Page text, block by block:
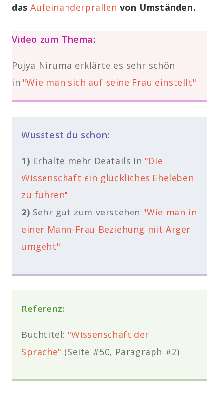
dasAufeinanderprallen von Umständen.
Video zum Thema:
Pujya Niruma erklärte es sehr schön
in "Wie man sich auf seine Frau einstellt"
Wusstest du schon:
1) Erhalte mehr Deatails in "Die
Wissenschaft ein glückliches Eheleben
zu führen"
2) Sehr gut zum verstehen "Wie man in
einer Mann-Frau Beziehung mit Ärger
umgeht"
Referenz:
Buchtitel: "Wissenschaft der
Sprache" (Seite #50, Paragraph #2)